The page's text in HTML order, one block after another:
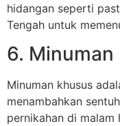
hidangan seperti
Tengah untuk
6. Minuman
Minuman khusus
menambahkan
pernikahan di malam